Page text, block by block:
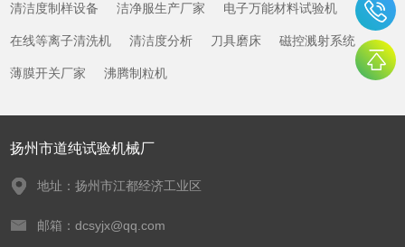
清洁度制样设备 洁净服生产厂家 电子万能材料试验机
在线等离子清洗机 清洁度分析 刀具磨床 磁控溅射系统
薄膜开关厂家 沸腾制粒机
扬州市道纯试验机械厂
地址：扬州市江都经济工业区
邮箱：dcsyjx@qq.com